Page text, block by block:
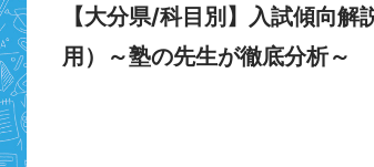
【大分県/科目別】入試傾向
用）～塾の先生が徹底分析～